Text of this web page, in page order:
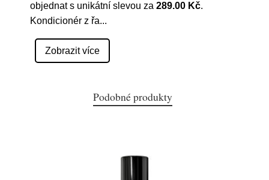
objednat s unikátní slevou za 289.00 Kč.
Kondicionér z řa...
Zobrazit více
Podobné produkty